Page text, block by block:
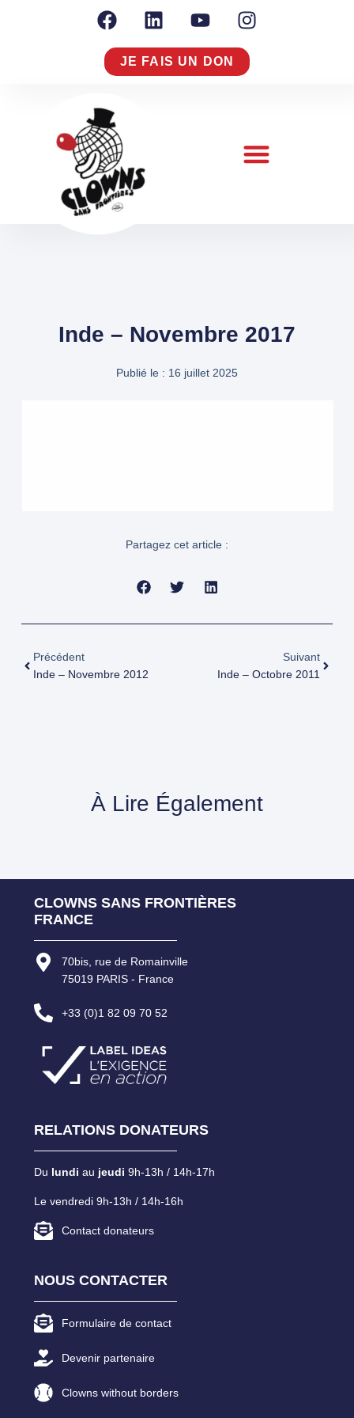
JE FAIS UN DON
Inde – Novembre 2017
Publié le : 16 juillet 2025
Partagez cet article :
Précédent
Inde – Novembre 2012
Suivant
Inde – Octobre 2011
À Lire Également
CLOWNS SANS FRONTIÈRES
FRANCE
70bis, rue de Romainville
75019 PARIS - France
+33 (0)1 82 09 70 52
RELATIONS DONATEURS
Du lundi au jeudi 9h-13h / 14h-17h
Le vendredi 9h-13h / 14h-16h
Contact donateurs
NOUS CONTACTER
Formulaire de contact
Devenir partenaire
Clowns without borders